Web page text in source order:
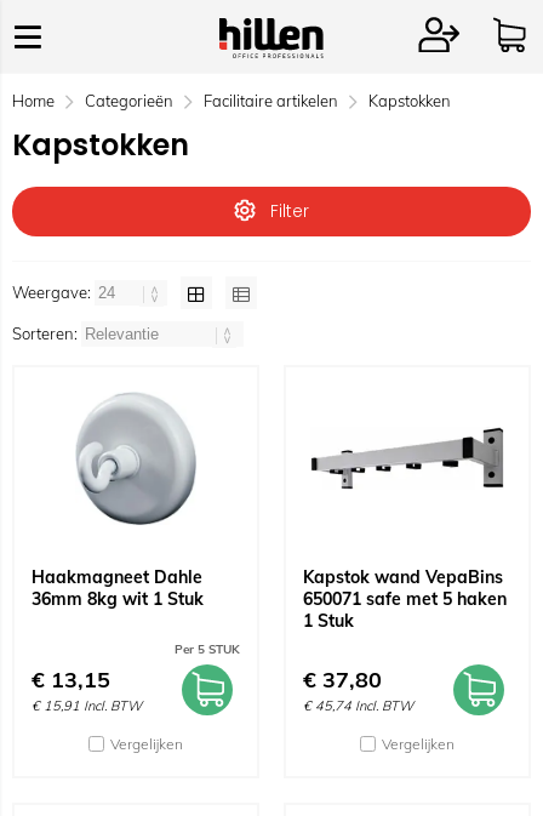
Home Categorieën Facilitaire artikelen Kapstokken
Kapstokken
Filter
Weergave:
Sorteren:
Haakmagneet Dahle
36mm 8kg wit 1 Stuk
Per 5 STUK
€ 13,15
€ 15,91 Incl. BTW
Vergelijken
Kapstok wand VepaBins
650071 safe met 5 haken
1 Stuk
€ 37,80
€ 45,74 Incl. BTW
Vergelijken